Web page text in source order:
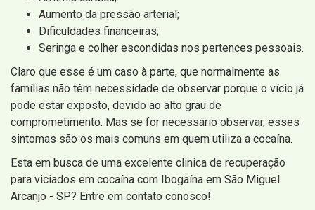
Aumento da pressão arterial;
Dificuldades financeiras;
Seringa e colher escondidas nos pertences pessoais.
Claro que esse é um caso à parte, que normalmente as
famílias não têm necessidade de observar porque o vício já
pode estar exposto, devido ao alto grau de
comprometimento. Mas se for necessário observar, esses
sintomas são os mais comuns em quem utiliza a cocaína.
Esta em busca de uma excelente clinica de recuperação
para viciados em cocaína com Ibogaína em São Miguel
Arcanjo - SP? Entre em contato conosco!